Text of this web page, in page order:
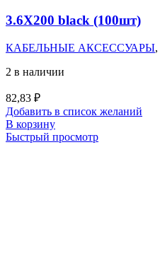
3.6X200 black (100шт)
КАБЕЛЬНЫЕ АКСЕССУАРЫ,
2 в наличии
82,83 ₽
Добавить в список желаний
В корзину
Быстрый просмотр